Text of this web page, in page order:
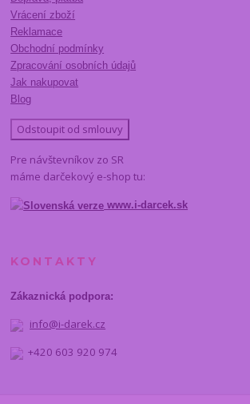
Vrácení zboží
Reklamace
Obchodní podmínky
Zpracování osobních údajů
Jak nakupovat
Blog
Odstoupit od smlouvy
Pre návštevníkov zo SR
máme darčekový e-shop tu:
www.i-darcek.sk
KONTAKTY
Zákaznická podpora:
info@i-darek.cz
+420 603 920 974